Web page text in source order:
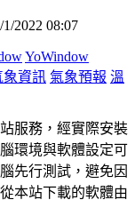
2022 08:07
YoWindow
象資訊 氣象預報 溫
服務，經實際安裝
環境與軟體設定可
先行測試，避免因
本站下載的軟體由